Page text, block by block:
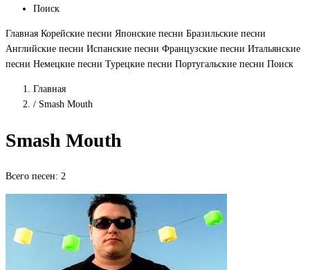
Поиск
Главная Корейские песни Японские песни Бразильские песни
Английские песни Испанские песни Французские песни Итальянские
песни Немецкие песни Турецкие песни Португальские песни Поиск
Главная
/ Smash Mouth
Smash Mouth
Всего песен: 2